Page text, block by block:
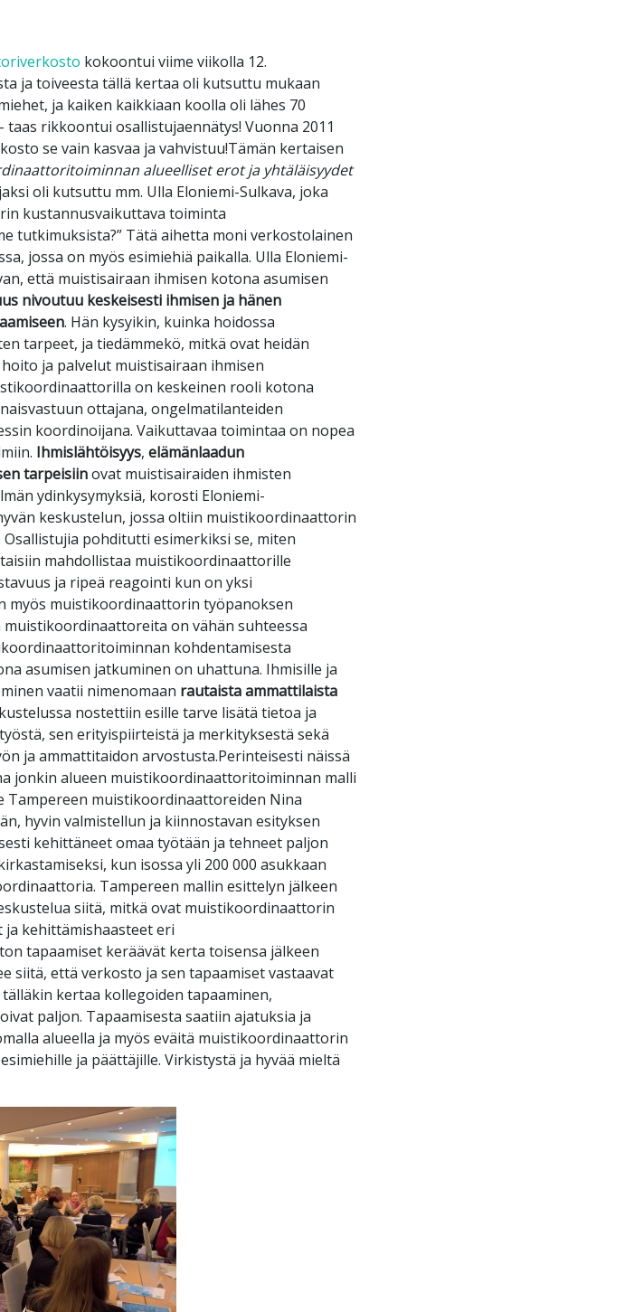
kokoontui viime viikolla 12.
ja toiveesta tällä kertaa oli kutsuttu mukaan
ja kaiken kaikkiaan koolla oli lähes 70
rikkoontui osallistujaennätys! Vuonna 2011
se vain kasvaa ja vahvistuu!Tämän kertaisen
alueelliset erot ja yhtäläisyydet
oli kutsuttu mm. Ulla Eloniemi-Sulkava, joka
kustannusvaikuttava toiminta
tutkimuksista?” Tätä aihetta moni verkostolainen
jossa on myös esimiehiä paikalla. Ulla Eloniemi-
että muistisairaan ihmisen kotona asumisen
nivoutuu keskeisesti ihmisen ja hänen
. Hän kysyikin, kuinka hoidossa
tarpeet, ja tiedämmekö, mitkä ovat heidän
ja palvelut muistisairaan ihmisen
on keskeinen rooli kotona
ottajana, ongelmatilanteiden
koordinoijana. Vaikuttavaa toimintaa on nopea
Ihmislähtöisyys, elämänlaadun
tarpeisiinovat muistisairaiden ihmisten
ydinkysymyksiä, korosti Eloniemi-
keskustelun, jossa oltiin muistikoordinaattorin
pohditutti esimerkiksi se, miten
mahdollistaa muistikoordinaattorille
ja ripeä reagointi kun on yksi
myös muistikoordinaattorin työpanoksen
on vähän suhteessa
kohdentamisesta
asumisen jatkuminen on uhattuna. Ihmisille ja
vaatii nimenomaan rautaista ammattilaista
nostettiin esille tarve lisätä tietoa ja
sen erityispiirteistä ja merkityksestä sekä
ja ammattitaidon arvostusta.Perinteisesti näissä
jonkin alueen muistikoordinaattoritoiminnan malli
Tampereen muistikoordinaattoreiden Nina
hyvin valmistellun ja kiinnostavan esityksen
kehittäneet omaa työtään ja tehneet paljon
kun isossa yli 200 000 asukkaan
Tampereen mallin esittelyn jälkeen
siitä, mitkä ovat muistikoordinaattorin
kehittämishaasteet eri
tapaamiset keräävät kerta toisensa jälkeen
siitä, että verkosto ja sen tapaamiset vastaavat
kertaa kollegoiden tapaaminen,
paljon. Tapaamisesta saatiin ajatuksia ja
alueella ja myös eväitä muistikoordinaattorin
ja päättäjille. Virkistystä ja hyvää mieltä